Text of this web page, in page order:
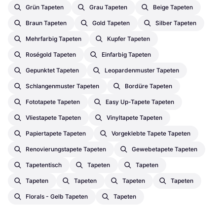
Grün Tapeten Grau Tapeten Beige Tapeten
Braun Tapeten Gold Tapeten Silber Tapeten
Mehrfarbig Tapeten Kupfer Tapeten
Roségold Tapeten Einfarbig Tapeten
Gepunktet Tapeten Leopardenmuster Tapeten
Schlangenmuster Tapeten Bordüre Tapeten
Fototapete Tapeten Easy Up-Tapete Tapeten
Vliestapete Tapeten Vinyltapete Tapeten
Papiertapete Tapeten Vorgeklebte Tapete Tapeten
Renovierungstapete Tapeten Gewebetapete Tapeten
Tapetentisch Tapeten Tapeten
Tapeten Tapeten Tapeten Tapeten
Florals - Gelb Tapeten Tapeten